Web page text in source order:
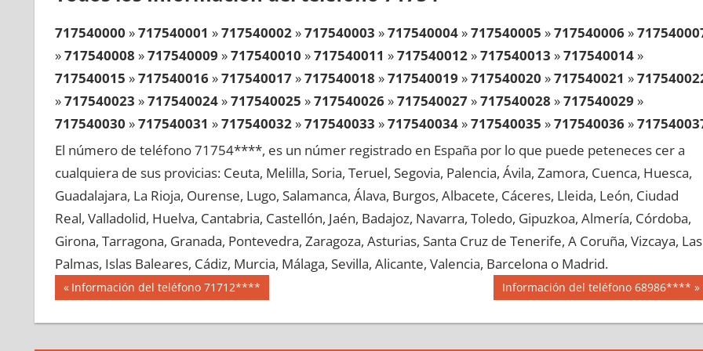
717540000 »717540001 »717540002»717540003 »717540004»717540005 »717540006»
»717540008 »717540009 »717540010 »717540011 »717540012»717540013 »717540014»
717540015 »717540016»717540017»717540018 »717540019 »717540020 »717540021 »
»717540023 »717540024»717540025 »717540026»717540027»717540028 »717540029 »
717540030 »717540031 »717540032»717540033 »717540034»717540035 »717540036»
»717540038»717540039»717540040 »717540041»717540042» 717540043»717540044»
717540045» 717540046» 717540047»717540048» 717540049»717540050»717540051» 717540052
»717540053» 717540054»717540055»717540056»717540057»717540058 » 717540059 »
717540060»717540061»717540062»717540063»717540064» 717540065»717540066»717540067
»717540068»717540069»717540070 »717540071»717540072»717540073» 717540074»
717540075»717540076»717540077»717540078 »717540079»717540080»717540081
717540083 »717540084»717540085 717540088»717540089»
717540090»717540091»717540092 717540095»717540096»
»717540098»717540099»717540100»717540101»717540102»717540103»717540104»
El número de teléfono 71754****, es un númer registrado en España por lo que puede peteneces cer a
cualquiera de sus provicias: Ceuta, Melilla, Soria, Teruel, Segovia, Palencia, Ávila, Zamora, Cuenca, Huesca,
Guadalajara, La Rioja, Ourense, Lugo, Salamanca, Álava, Burgos, Albacete, Cáceres, Lleida, León, Ciudad
Real, Valladolid, Huelva, Cantabria, Castellón, Jaén, Badajoz, Navarra, Toledo, Gipuzkoa, Almería, Córdoba,
Girona, Tarragona, Granada, Pontevedra, Zaragoza, Asturias, Santa Cruz de Tenerife, A Coruña, Vizcaya, Las
Palmas, Islas Baleares, Cádiz, Murcia, Málaga, Sevilla, Alicante, Valencia, Barcelona o Madrid.
71754
Navegación
de
Entrada
anterior:
Información del teléfono 71712****
Siguiente
entrada:
Información del teléfono 68986****